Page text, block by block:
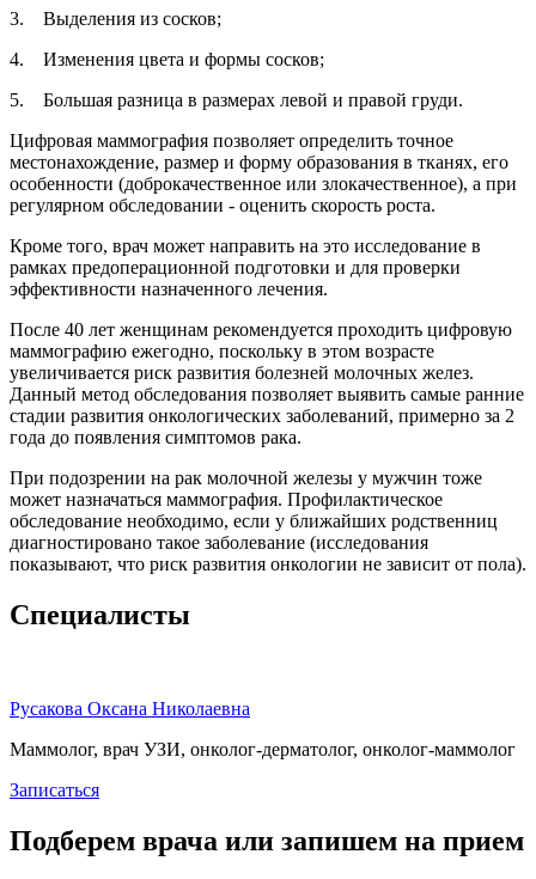
3. Выделения из сосков;
4. Изменения цвета и формы сосков;
5. Большая разница в размерах левой и правой груди.
Цифровая маммография позволяет определить точное
местонахождение, размер и форму образования в тканях, его
особенности (доброкачественное или злокачественное), а при
регулярном обследовании - оценить скорость роста.
Кроме того, врач может направить на это исследование в
рамках предоперационной подготовки и для проверки
эффективности назначенного лечения.
После 40 лет женщинам рекомендуется проходить цифровую
маммографию ежегодно, поскольку в этом возрасте
увеличивается риск развития болезней молочных желез.
Данный метод обследования позволяет выявить самые ранние
стадии развития онкологических заболеваний, примерно за 2
года до появления симптомов рака.
При подозрении на рак молочной железы у мужчин тоже
может назначаться маммография. Профилактическое
обследование необходимо, если у ближайших родственниц
диагностировано такое заболевание (исследования
показывают, что риск развития онкологии не зависит от пола).
Специалисты
Русакова Оксана Николаевна
Маммолог, врач УЗИ, онколог-дерматолог, онколог-маммолог
Записаться
Подберем врача или запишем на прием